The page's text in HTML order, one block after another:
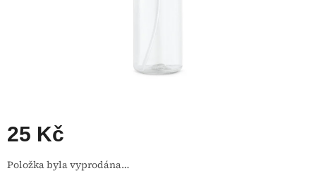
25 Kč
Měrná
cena:
Položka byla vyprodána…